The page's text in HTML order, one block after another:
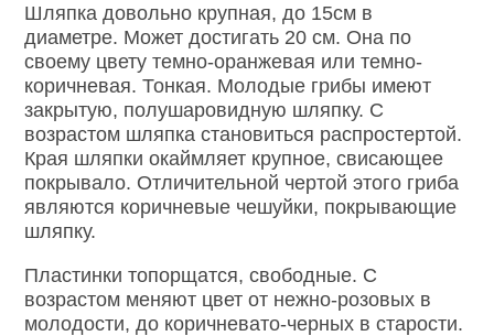
Шляпка довольно крупная, до 15см в
диаметре. Может достигать 20 см. Она по
своему цвету темно-оранжевая или темно-
коричневая. Тонкая. Молодые грибы имеют
закрытую, полушаровидную шляпку. С
возрастом шляпка становиться распростертой.
Края шляпки окаймляет крупное, свисающее
покрывало. Отличительной чертой этого гриба
являются коричневые чешуйки, покрывающие
шляпку.
Пластинки топорщатся, свободные. С
возрастом меняют цвет от нежно-розовых в
молодости, до коричневато-черных в старости.